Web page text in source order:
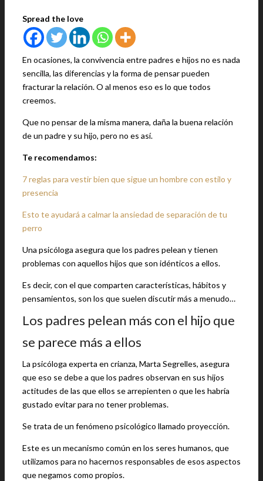
Spread the love
En ocasiones, la convivencia entre padres e hijos no es nada
sencilla, las diferencias y la forma de pensar pueden
fracturar la relación. O al menos eso es lo que todos
creemos.
Que no pensar de la misma manera, daña la buena relación
de un padre y su hijo, pero no es así.
Te recomendamos:
7 reglas para vestir bien que sigue un hombre con estilo y
presencia
Esto te ayudará a calmar la ansiedad de separación de tu
perro
Una psicóloga asegura que los padres pelean y tienen
problemas con aquellos hijos que son idénticos a ellos.
Es decir, con el que comparten características, hábitos y
pensamientos, son los que suelen discutir más a menudo…
Los padres pelean más con el hijo que
se parece más a ellos
La psicóloga experta en crianza, Marta Segrelles, asegura
que eso se debe a que los padres observan en sus hijos
actitudes de las que ellos se arrepienten o que les habría
gustado evitar para no tener problemas.
Se trata de un fenómeno psicológico llamado proyección.
Este es un mecanismo común en los seres humanos, que
utilizamos para no hacernos responsables de esos aspectos
que negamos como propios.